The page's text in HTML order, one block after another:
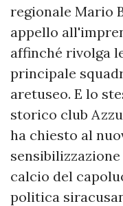
regionale Mario
appello
affinché rivolga
principale
aretuseo. E lo
storico club
ha chiesto al
calcio del
politica